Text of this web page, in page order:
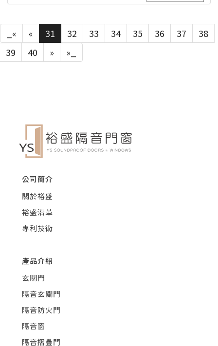
_« « 31 32 33 34 35 36 37
38
39
40 » »_
公司簡介
關於裕盛
裕盛沿革
專利技術
產品介紹
玄關門
隔音玄關門
隔音防火門
隔音窗
隔音摺疊門